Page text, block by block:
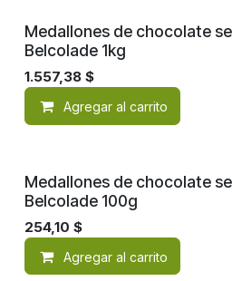
Medallones de chocolate
Belcolade 1kg
1.557,38 $
Agregar al carrito
Medallones de chocolate
Belcolade 100g
254,10 $
Agregar al carrito